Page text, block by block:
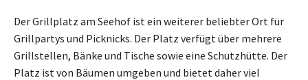
Der Grillplatz am Seehof ist ein weiterer beliebter Ort für
Grillpartys und Picknicks. Der Platz verfügt über mehrere
Grillstellen, Bänke und Tische sowie eine Schutzhütte. Der
Platz ist von Bäumen umgeben und bietet daher viel